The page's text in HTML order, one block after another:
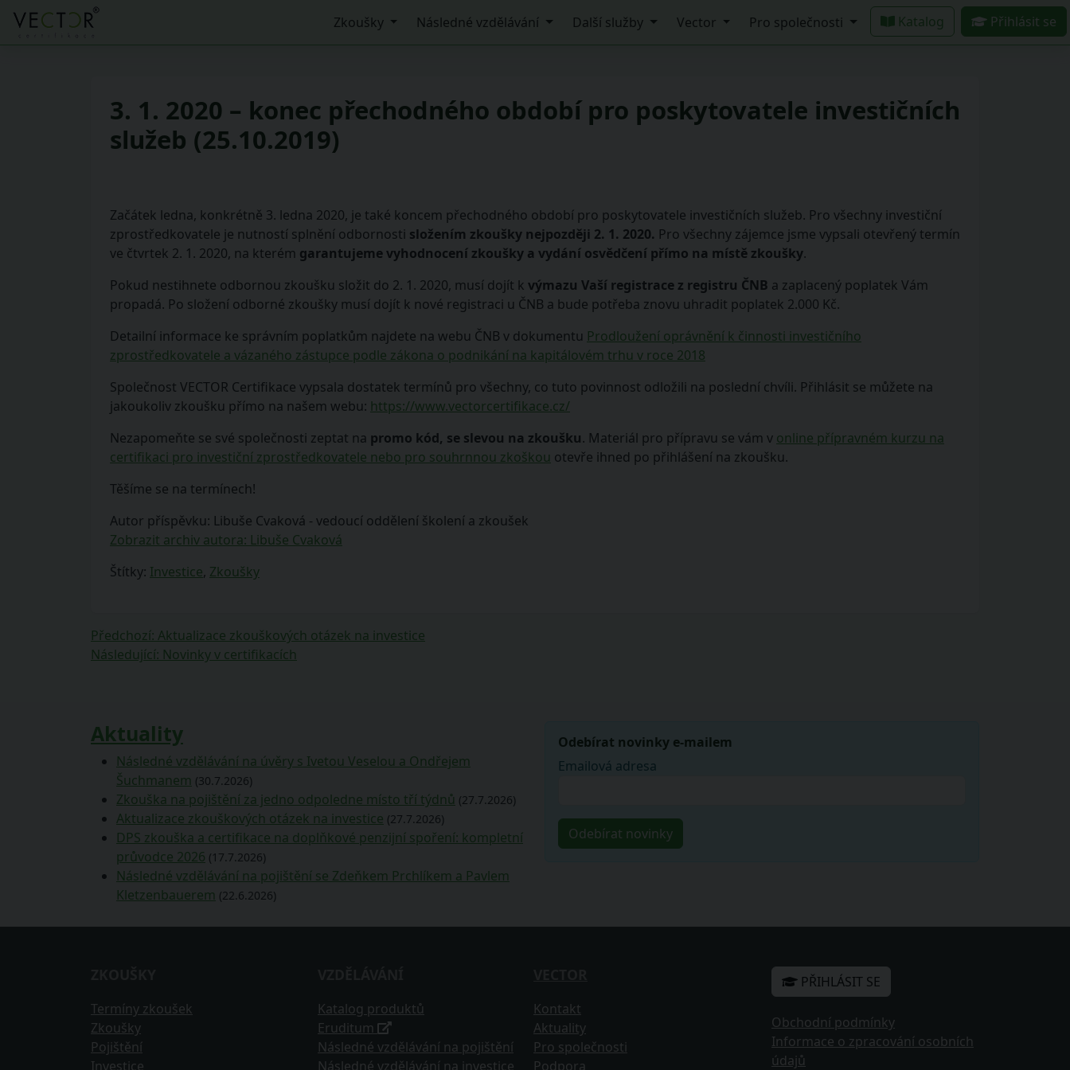
Zkoušky Následné vzdělávání Další služby Vector Pro společnosti Katalog Přihlásit se
3. 1. 2020 – konec přechodného období pro poskytovatele investičních
služeb (25.10.2019)
Začátek ledna, konkrétně 3. ledna 2020, je také koncem přechodného období pro poskytovatele investičních služeb. Pro všechny investiční
zprostředkovatele je nutností splnění odbornosti složením zkoušky nejpozději 2. 1. 2020. Pro všechny zájemce jsme vypsali otevřený termín
ve čtvrtek 2. 1. 2020, na kterém garantujeme vyhodnocení zkoušky a vydání osvědčení přímo na místě zkoušky.
Pokud nestihnete odbornou zkoušku složit do 2. 1. 2020, musí dojít k výmazu Vaší registrace z registru ČNB a zaplacený poplatek Vám
propadá. Po složení odborné zkoušky musí dojít k nové registraci u ČNB a bude potřeba znovu uhradit poplatek 2.000 Kč.
Detailní informace ke správním poplatkům najdete na webu ČNB v dokumentu Prodloužení oprávnění k činnosti investičního
zprostředkovatele a vázaného zástupce podle zákona o podnikání na kapitálovém trhu v roce 2018
Společnost VECTOR Certifikace vypsala dostatek termínů pro všechny, co tuto povinnost odložili na poslední chvíli. Přihlásit se můžete na
jakoukoliv zkoušku přímo na našem webu: https://www.vectorcertifikace.cz/
Nezapomeňte se své společnosti zeptat na promo kód, se slevou na zkoušku. Materiál pro přípravu se vám v online přípravném kurzu na
certifikaci pro investiční zprostředkovatele nebo pro souhrnnou zkoškou otevře ihned po přihlášení na zkoušku.
Těšíme se na termínech!
Autor příspěvku: Libuše Cvaková - vedoucí oddělení školení a zkoušek
Zobrazit archiv autora: Libuše Cvaková
Štítky: Investice, Zkoušky
Navigace
pro
Předchozí: Předchozí
příspěvek:
Aktualizace zkouškových otázek na investice
Následující: Následující
Novinky v certifikacích
Aktuality
Následné vzdělávání na úvěry s Ivetou Veselou a Ondřejem
Šuchmanem (30.7.2026)
Zkouška na pojištění za jedno odpoledne místo tří týdnů (27.7.2026)
Aktualizace zkouškových otázek na investice (27.7.2026)
DPS zkouška a certifikace na doplňkové penzijní spoření: kompletní
průvodce 2026 (17.7.2026)
Následné vzdělávání na pojištění se Zdeňkem Prchlíkem a Pavlem
Kletzenbauerem (22.6.2026)
Odebírat novinky e-mailem
Emailová adresa
Termíny zkoušek
Zkoušky
Pojištění
Investice
Katalog produktů
Eruditum
Následné vzdělávání na pojištění
Následné vzdělávání na investice
Kontakt
Aktuality
Pro společnosti
Podpora
PŘIHLÁSIT SE
Obchodní podmínky
Informace o zpracování osobních
údajů